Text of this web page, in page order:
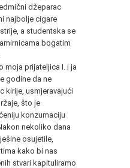
džeparac
najbolje cigare
a studentska se
bogatim
moja prijateljica I. i ja
godine da ne
kirije, usmjeravajući
što je
konzumaciju
nekoliko dana
osujetile,
kako bi nas
stvari kapituliramo